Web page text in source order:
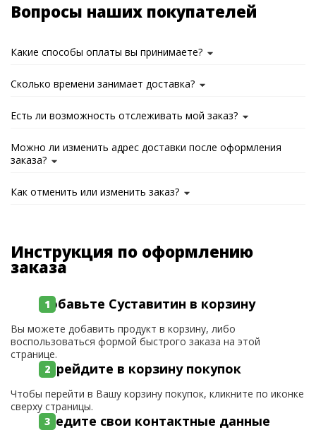
Вопросы наших покупателей
Какие способы оплаты вы принимаете?
Сколько времени занимает доставка?
Есть ли возможность отслеживать мой заказ?
Можно ли изменить адрес доставки после оформления
заказа?
Как отменить или изменить заказ?
Инструкция по оформлению
заказа
Добавьте Суставитин в корзину
Вы можете добавить продукт в корзину, либо
воспользоваться формой быстрого заказа на этой
странице.
Перейдите в корзину покупок
Чтобы перейти в Вашу корзину покупок, кликните по иконке
сверху страницы.
Введите свои контактные данные